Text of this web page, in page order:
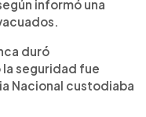
informó una
duró
seguridad fue
Nacional custodiaba